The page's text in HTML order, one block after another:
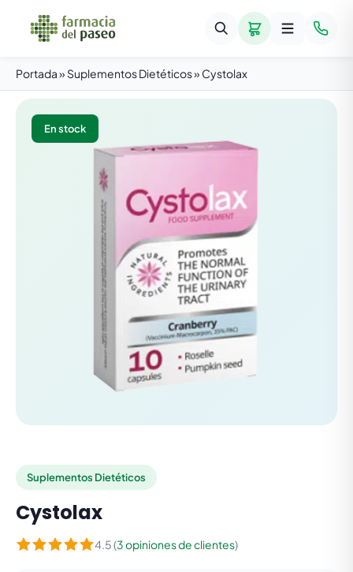
Portada» Suplementos Dietéticos» Cystolax
En stock
Suplementos Dietéticos
Cystolax
4.5 (3 opiniones de clientes)